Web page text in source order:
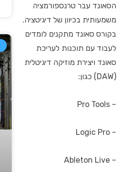
הסאונד עבר טרנספורמציה
משמעותית בכיוון של דיגיטציה.
בקורס סאונד מתקנים לומדים
לעבוד עם תוכנות לעריכת
סאונד ויצירת מוזיקה דיגיטלית
(DAW) כגון:
– Pro Tools
– Logic Pro
– Ableton Live